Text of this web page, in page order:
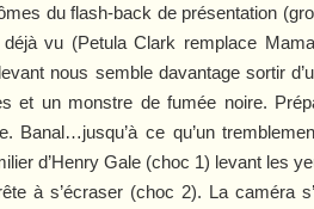
du flash-back de présentation
déjà vu (Petula Clark remplace
nous semble davantage sortir
et un monstre de fumée noire.
Banal…jusqu’à ce qu’un
d’Henry Gale (choc 1) levant les
à s’écraser (choc 2). La caméra